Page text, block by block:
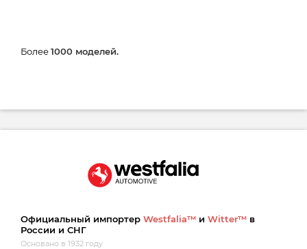
Более1000 моделей.
Официальный импортер Westfalia™ и Witter™ в
России и СНГ
Основано в 1932 году